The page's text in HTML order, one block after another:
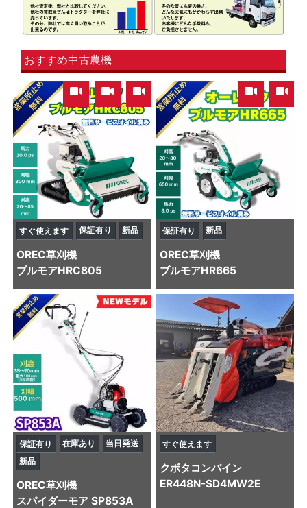
おすすめ中古農機
, ,
すぐ使えます 保証有り 新品
OREC草刈機
ブルモアHRC805
,
保証有り 新品
OREC草刈機
ブルモアHR665
保証有り 在庫あり
当日発送
新品
OREC草刈機
スパイダーモア SP853A
すぐ使えます
クボタ コンバイン
ER448N-SD4MW2E